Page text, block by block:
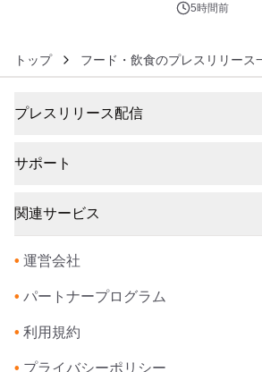
5時間前
トップ フード・飲食のプレスリリース
プレスリリース配信
サポート
関連サービス
• 運営会社
• パートナープログラム
• 利用規約
• プライバシーポリシー